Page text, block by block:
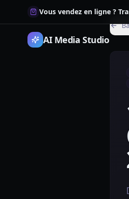
Vous vendez en ligne ?
AI Media Studio